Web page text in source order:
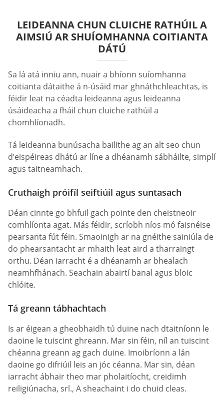
LEIDEANNA CHUN CLUICHE RATHÚIL A
AIMSIÚ AR SHUÍOMHANNA COITIANTA
DÁTÚ
Sa lá atá inniu ann, nuair a bhíonn suíomhanna
coitianta dátaithe á n-úsáid mar ghnáthchleachtas, is
féidir leat na céadta leideanna agus leideanna
úsáideacha a fháil chun cluiche rathúil a
chomhlíonadh.
Tá leideanna bunúsacha bailithe ag an alt seo chun
d’eispéireas dhátú ar líne a dhéanamh sábháilte, simplí
agus taitneamhach.
Cruthaigh próifíl seiftiúil agus suntasach
Déan cinnte go bhfuil gach pointe den cheistneoir
comhlíonta agat. Más féidir, scríobh níos mó faisnéise
pearsanta fút féin. Smaoinigh ar na gnéithe sainiúla de
do phearsantacht ar mhaith leat aird a tharraingt
orthu. Déan iarracht é a dhéanamh ar bhealach
neamhfhánach. Seachain abairtí banal agus bloic
chlóite.
Tá greann tábhachtach
Is ar éigean a gheobhaidh tú duine nach dtaitníonn le
daoine le tuiscint ghreann. Mar sin féin, níl an tuiscint
chéanna greann ag gach duine. Imoibríonn a lán
daoine go difriúil leis an jóc céanna. Mar sin, déan
iarracht ábhair theo mar pholaitíocht, creidimh
reiligiúnacha, srl., A sheachaint i do chuid cleas.